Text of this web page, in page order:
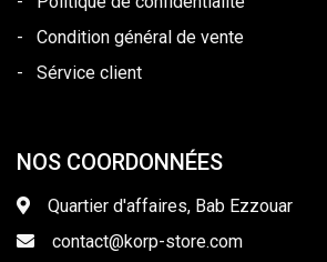
-
Condition général de vente
-
Sérvice client
NOS COORDONNÉES
Quartier d'affaires, Bab Ezzouar
contact@korp-store.com